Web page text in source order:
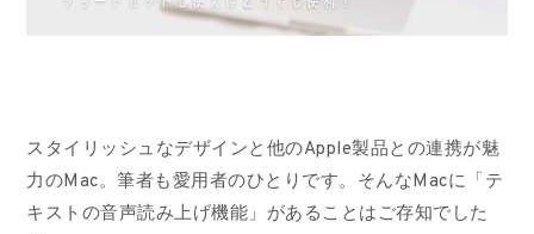
スタイリッシュなデザインと他のApple製品との連携が魅
力のMac。筆者も愛用者のひとりです。そんなMacに「テ
キストの音声読み上げ機能」があることはご存知でした